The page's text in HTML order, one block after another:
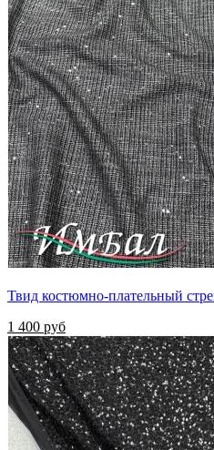
Твид костюмно-плательный
1 400 руб